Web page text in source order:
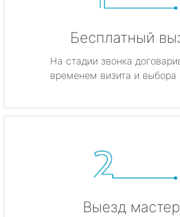
Бесплатный
На стадии звонка
временем визита и выбора
Выезд